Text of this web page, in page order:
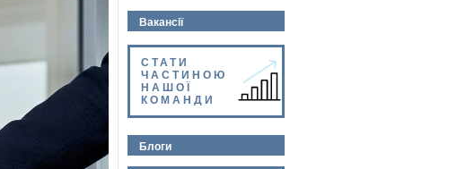
Вакансії
СТАТИ
ЧАСТИНОЮ
НАШОЇ
КОМАНДИ
Блоги